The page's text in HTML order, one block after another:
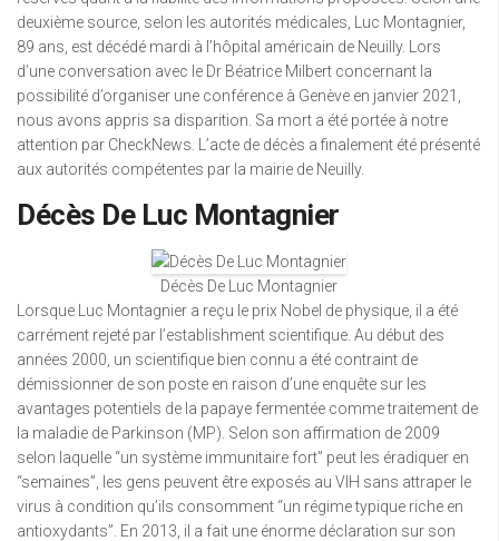
deuxième source, selon les autorités médicales, Luc Montagnier,
89 ans, est décédé mardi à l’hôpital américain de Neuilly. Lors
d’une conversation avec le Dr Béatrice Milbert concernant la
possibilité d’organiser une conférence à Genève en janvier 2021,
nous avons appris sa disparition. Sa mort a été portée à notre
attention par CheckNews. L’acte de décès a finalement été présenté
aux autorités compétentes par la mairie de Neuilly.
Décès De Luc Montagnier
Décès De Luc Montagnier
Lorsque Luc Montagnier a reçu le prix Nobel de physique, il a été
carrément rejeté par l’establishment scientifique. Au début des
années 2000, un scientifique bien connu a été contraint de
démissionner de son poste en raison d’une enquête sur les
avantages potentiels de la papaye fermentée comme traitement de
la maladie de Parkinson (MP). Selon son affirmation de 2009
selon laquelle “un système immunitaire fort” peut les éradiquer en
“semaines”, les gens peuvent être exposés au VIH sans attraper le
virus à condition qu’ils consomment “un régime typique riche en
antioxydants”. En 2013, il a fait une énorme déclaration sur son